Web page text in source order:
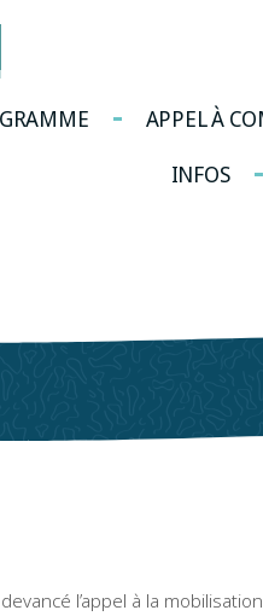
APPEL À
INFOS
l’appel à la